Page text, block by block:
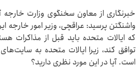
خبرنگاری از معاون سخنگوی وزارت
واشنگتن پرسید: عراقچی، وزیر امور خارجه
که ایالات متحده باید قبل از مذاکرات
توافق کند، زیرا ایالات متحده به
است. آیا در این مورد نظری دارید؟